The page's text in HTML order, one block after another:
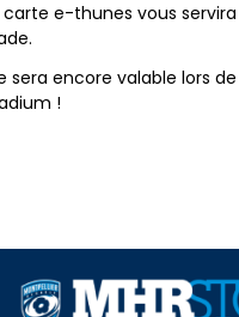
carte e-thunes vous
sera encore valable lors
!